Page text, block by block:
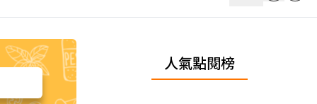
人氣點閱榜